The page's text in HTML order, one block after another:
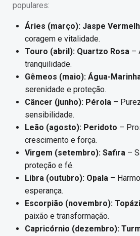
populares:
Áries (março): Jaspe
coragem e vitalidade.
Touro (abril): Quartzo Rosa –
tranquilidade.
Gêmeos (maio): Água-
serenidade e proteção.
Câncer (junho): Pérola –
sensibilidade.
Leão (agosto): Peridoto –
crescimento e força.
Virgem (setembro): Safira –
proteção e fé.
Libra (outubro): Opala –
esperança.
Escorpião (novembro):
paixão e transformação.
Capricórnio (dezembro):